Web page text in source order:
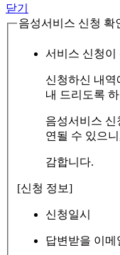
닫기
음성서비스 신청 확
서비스 신청이
신청하신 내
내 드리도록
음성서비스 신
연될 수 있으
감합니다.
[신청 정보]
신청일시
답변받을 이메